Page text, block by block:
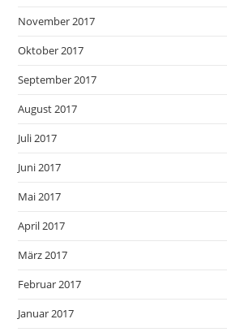
November 2017
Oktober 2017
September 2017
August 2017
Juli 2017
Juni 2017
Mai 2017
April 2017
März 2017
Februar 2017
Januar 2017